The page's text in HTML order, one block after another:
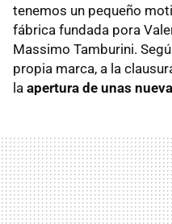
tenemos un pequeño
fábrica fundada pora
Massimo Tamburini.
propia marca, a la
la apertura de unas